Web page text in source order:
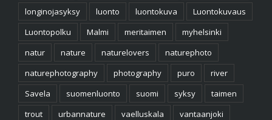
longinojasyksy
luonto luontokuva
Luontokuvaus
Luontopolku
Malmi meritaimen
myhelsinki
natur
nature naturelovers
naturephoto
naturephotography
photography puro
river
Savela
suomenluonto suomi syksy
taimen
trout
urbannature vaelluskala
vantaanjoki